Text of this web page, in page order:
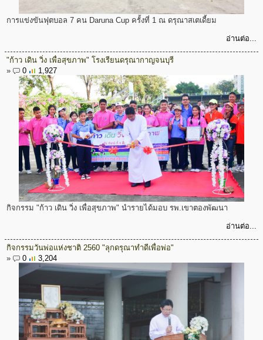
การแข่งขันฟุตบอล 7 คน Daruna Cup ครั้งที่ 1 ณ ดรุณาสเตเดี้ยม
อ่านต่อ...
"ก้าว เดิน วิ่ง เพื่อสุขภาพ" โรงเรียนดรุณากาญจนบุรี
»
0 1,927
กิจกรรม "ก้าว เดิน วิ่ง เพื่อสุขภาพ" นำรายได้มอบ รพ.เขาตองพัฒนา
อ่านต่อ...
กิจกรรมวันพ่อแห่งชาติ 2560 "ลุกดรุณาทำดีเพื่อพ่อ"
»
0 3,204